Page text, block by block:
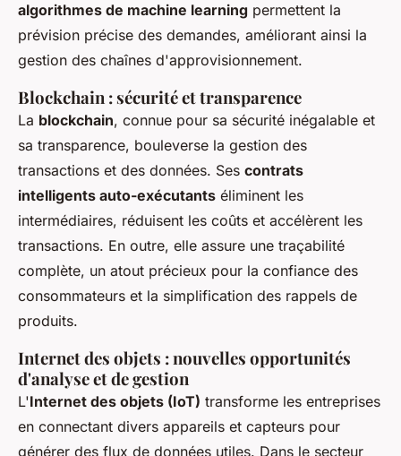
algorithmes de machine learning permettent la
prévision précise des demandes, améliorant ainsi la
gestion des chaînes d'approvisionnement.
Blockchain : sécurité et transparence
La blockchain, connue pour sa sécurité inégalable et
sa transparence, bouleverse la gestion des
transactions et des données. Ses contrats
intelligents auto-exécutants éliminent les
intermédiaires, réduisent les coûts et accélèrent les
transactions. En outre, elle assure une traçabilité
complète, un atout précieux pour la confiance des
consommateurs et la simplification des rappels de
produits.
Internet des objets : nouvelles opportunités
d'analyse et de gestion
L'Internet des objets (IoT) transforme les entreprises
en connectant divers appareils et capteurs pour
générer des flux de données utiles. Dans le secteur